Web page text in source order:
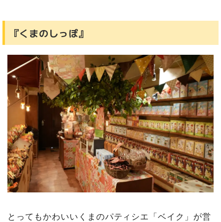
『くまのしっぽ』
とってもかわいいくまのパティシエ「ベイク」が営